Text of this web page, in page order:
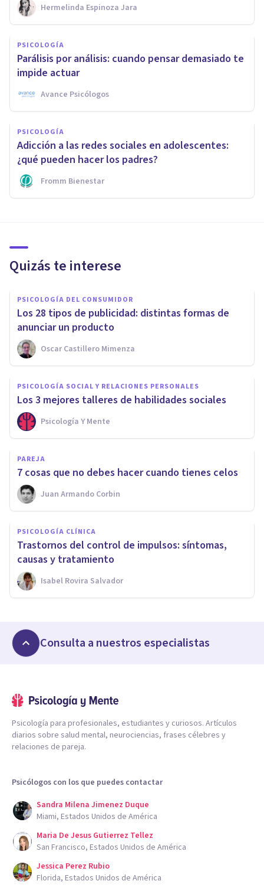
Hermelinda Espinoza Jara
PSICOLOGÍA
Parálisis por análisis: cuando pensar demasiado te
impide actuar
Avance Psicólogos
PSICOLOGÍA
Adicción a las redes sociales en adolescentes:
¿qué pueden hacer los padres?
Fromm Bienestar
Quizás te interese
PSICOLOGÍA DEL CONSUMIDOR
Los 28 tipos de publicidad: distintas formas de
anunciar un producto
Oscar Castillero Mimenza
PSICOLOGÍA SOCIAL Y RELACIONES PERSONALES
Los 3 mejores talleres de habilidades sociales
Psicología Y Mente
PAREJA
7 cosas que no debes hacer cuando tienes celos
Juan Armando Corbin
PSICOLOGÍA CLÍNICA
Trastornos del control de impulsos: síntomas,
causas y tratamiento
Isabel Rovira Salvador
Consulta a nuestros especialistas
Psicología para profesionales, estudiantes y curiosos. Artículos
diarios sobre salud mental, neurociencias, frases célebres y
relaciones de pareja.
Psicólogos con los que puedes contactar
Sandra Milena Jimenez Duque
Miami, Estados Unidos de América
Maria De Jesus Gutierrez Tellez
San Francisco, Estados Unidos de América
Jessica Perez Rubio
Florida, Estados Unidos de América